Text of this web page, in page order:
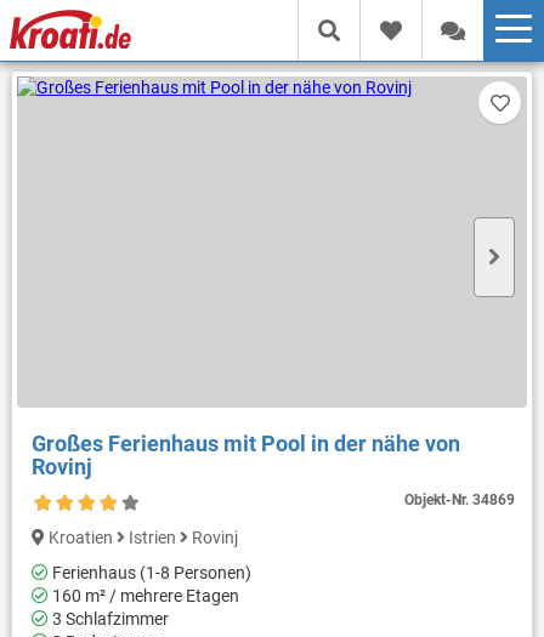
Großes Ferienhaus mit Pool in der nähe von
Rovinj
Objekt-Nr.34869
Kroatien Istrien
Rovinj
Ferienhaus (1-8 Personen)
160 m² / mehrere Etagen
3 Schlafzimmer